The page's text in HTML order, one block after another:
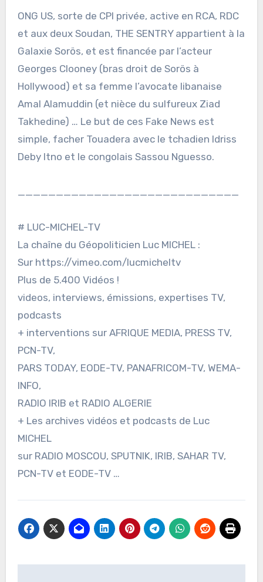
ONG US, sorte de CPI privée, active en RCA, RDC
et aux deux Soudan, THE SENTRY appartient à la
Galaxie Sorös, et est financée par l’acteur
Georges Clooney (bras droit de Sorös à
Hollywood) et sa femme l’avocate libanaise
Amal Alamuddin (et nièce du sulfureux Ziad
Takhedine) … Le but de ces Fake News est
simple, facher Touadera avec le tchadien Idriss
Deby Itno et le congolais Sassou Nguesso.
# LUC-MICHEL-TV
La chaîne du Géopoliticien Luc MICHEL :
Sur https://vimeo.com/lucmicheltv
Plus de 5.400 Vidéos !
videos, interviews, émissions, expertises TV,
podcasts
+ interventions sur AFRIQUE MEDIA, PRESS TV,
PCN-TV,
PARS TODAY, EODE-TV, PANAFRICOM-TV, WEMA-
INFO,
RADIO IRIB et RADIO ALGERIE
+ Les archives vidéos et podcasts de Luc
MICHEL
sur RADIO MOSCOU, SPUTNIK, IRIB, SAHAR TV,
PCN-TV et EODE-TV …